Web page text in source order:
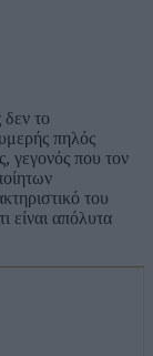
το
πηλός
γεγονός που τον
του
είναι απόλυτα